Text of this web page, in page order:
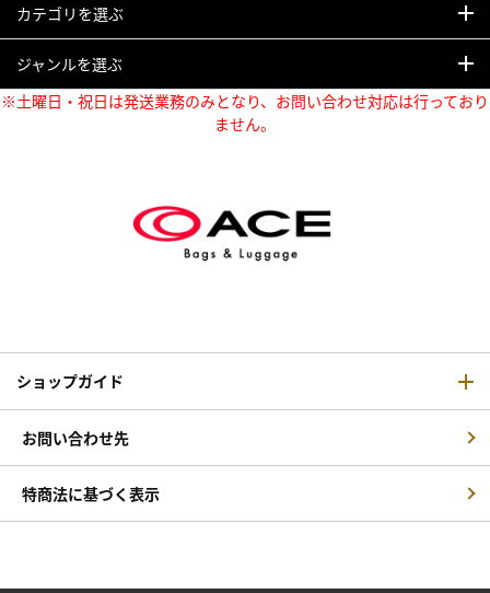
カテゴリを選ぶ
ジャンルを選ぶ
※土曜日・祝日は発送業務のみとなり、お問い合わせ対応は行っており
ません。
ショップガイド
お問い合わせ先
特商法に基づく表示